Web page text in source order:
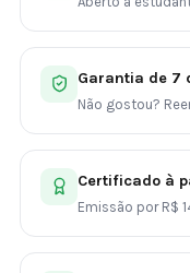
Garantia de 7
Não gostou?
Certificado à
Emissão por R$